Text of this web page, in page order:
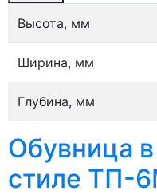
Высота, мм
Ширина, мм
Глубина, мм
Обувница
стиле ТП-